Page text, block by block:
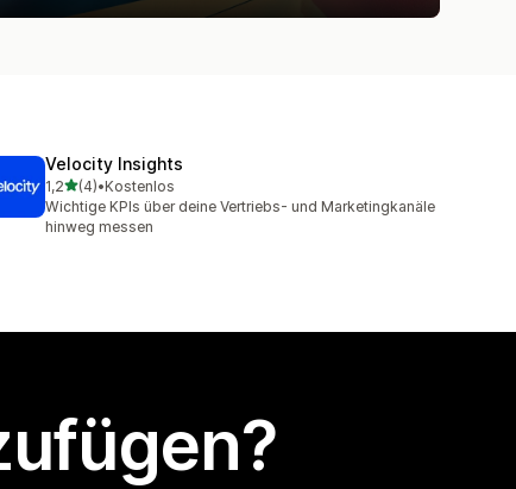
Velocity Insights
1,2von 5 Sternen
(4)
4 Rezensionen insgesamt
•Kostenlos
Wichtige KPIs über deine Vertriebs- und Marketingkanäle
hinweg messen